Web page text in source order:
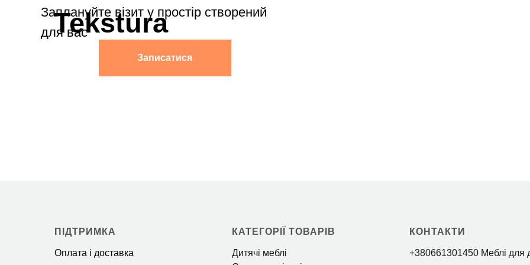
ПІДТРИМКА
Оплата і доставка
КАТЕГОРІЇ ТОВАРІВ
Дитячі меблі
КОНТАКТИ
+380661301450 Меблі для